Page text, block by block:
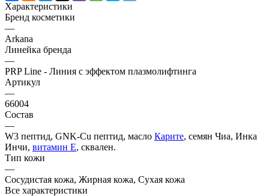
Характеристики
Бренд косметики
—
Arkana
Линейка бренда
—
PRP Line - Линия с эффектом плазмолифтинга
Артикул
—
66004
Состав
—
W3 пептид, GNK-Cu пептид, масло Карите, семян Чиа, Инка
Инчи, витамин Е, сквален.
Тип кожи
—
Сосудистая кожа, Жирная кожа, Сухая кожа
Все характеристики